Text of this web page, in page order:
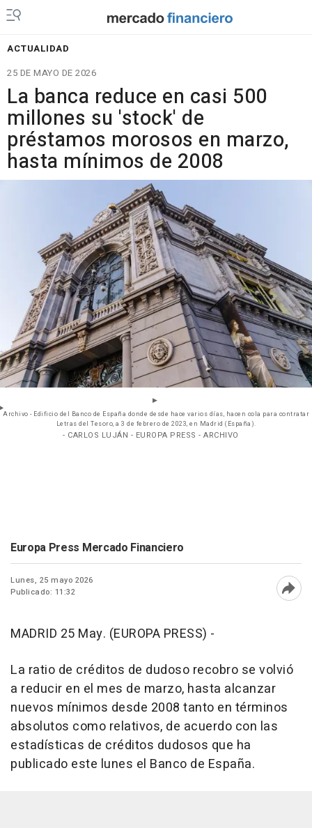
ACTUALIDAD
25 DE MAYO DE 2026
La banca reduce en casi 500
millones su 'stock' de
préstamos morosos en marzo,
hasta mínimos de 2008
Archivo - Edificio del Banco de España donde desde hace varios días, hacen cola para contratar
Letras del Tesoro, a 3 de febrero de 2023, en Madrid (España).
- CARLOS LUJÁN - EUROPA PRESS - ARCHIVO
Europa Press Mercado Financiero
Lunes, 25 mayo 2026
Publicado: 11:32
MADRID 25 May. (EUROPA PRESS) -
La ratio de créditos de dudoso recobro se volvió
a reducir en el mes de marzo, hasta alcanzar
nuevos mínimos desde 2008 tanto en términos
absolutos como relativos, de acuerdo con las
estadísticas de créditos dudosos que ha
publicado este lunes el Banco de España.